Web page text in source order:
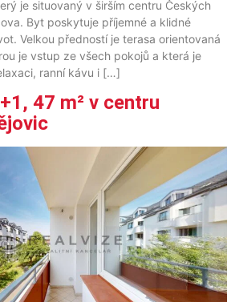
je situovaný v širším centru Českých
Byt poskytuje příjemné a klidné
Velkou předností je terasa orientovaná
je vstup ze všech pokojů a která je
ranní kávu i […]
47 m² v centru